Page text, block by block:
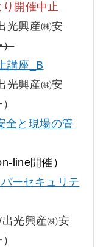
開催中止
光興産㈱安
）
講座_B
光興産㈱安
全と現場の管
line開催）
ーセキュリテ
出光興産㈱安